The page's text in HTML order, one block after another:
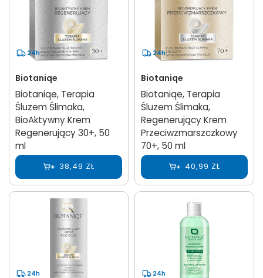
24h
Biotaniqe
Biotaniqe, Terapia
Śluzem Ślimaka,
BioAktywny Krem
Regenerujący 30+, 50
ml
38,49 ZŁ
24h
Biotaniqe
Biotaniqe, Terapia
Śluzem Ślimaka,
Regenerujący Krem
Przeciwzmarszczkowy
70+, 50 ml
40,99 ZŁ
24h 24h